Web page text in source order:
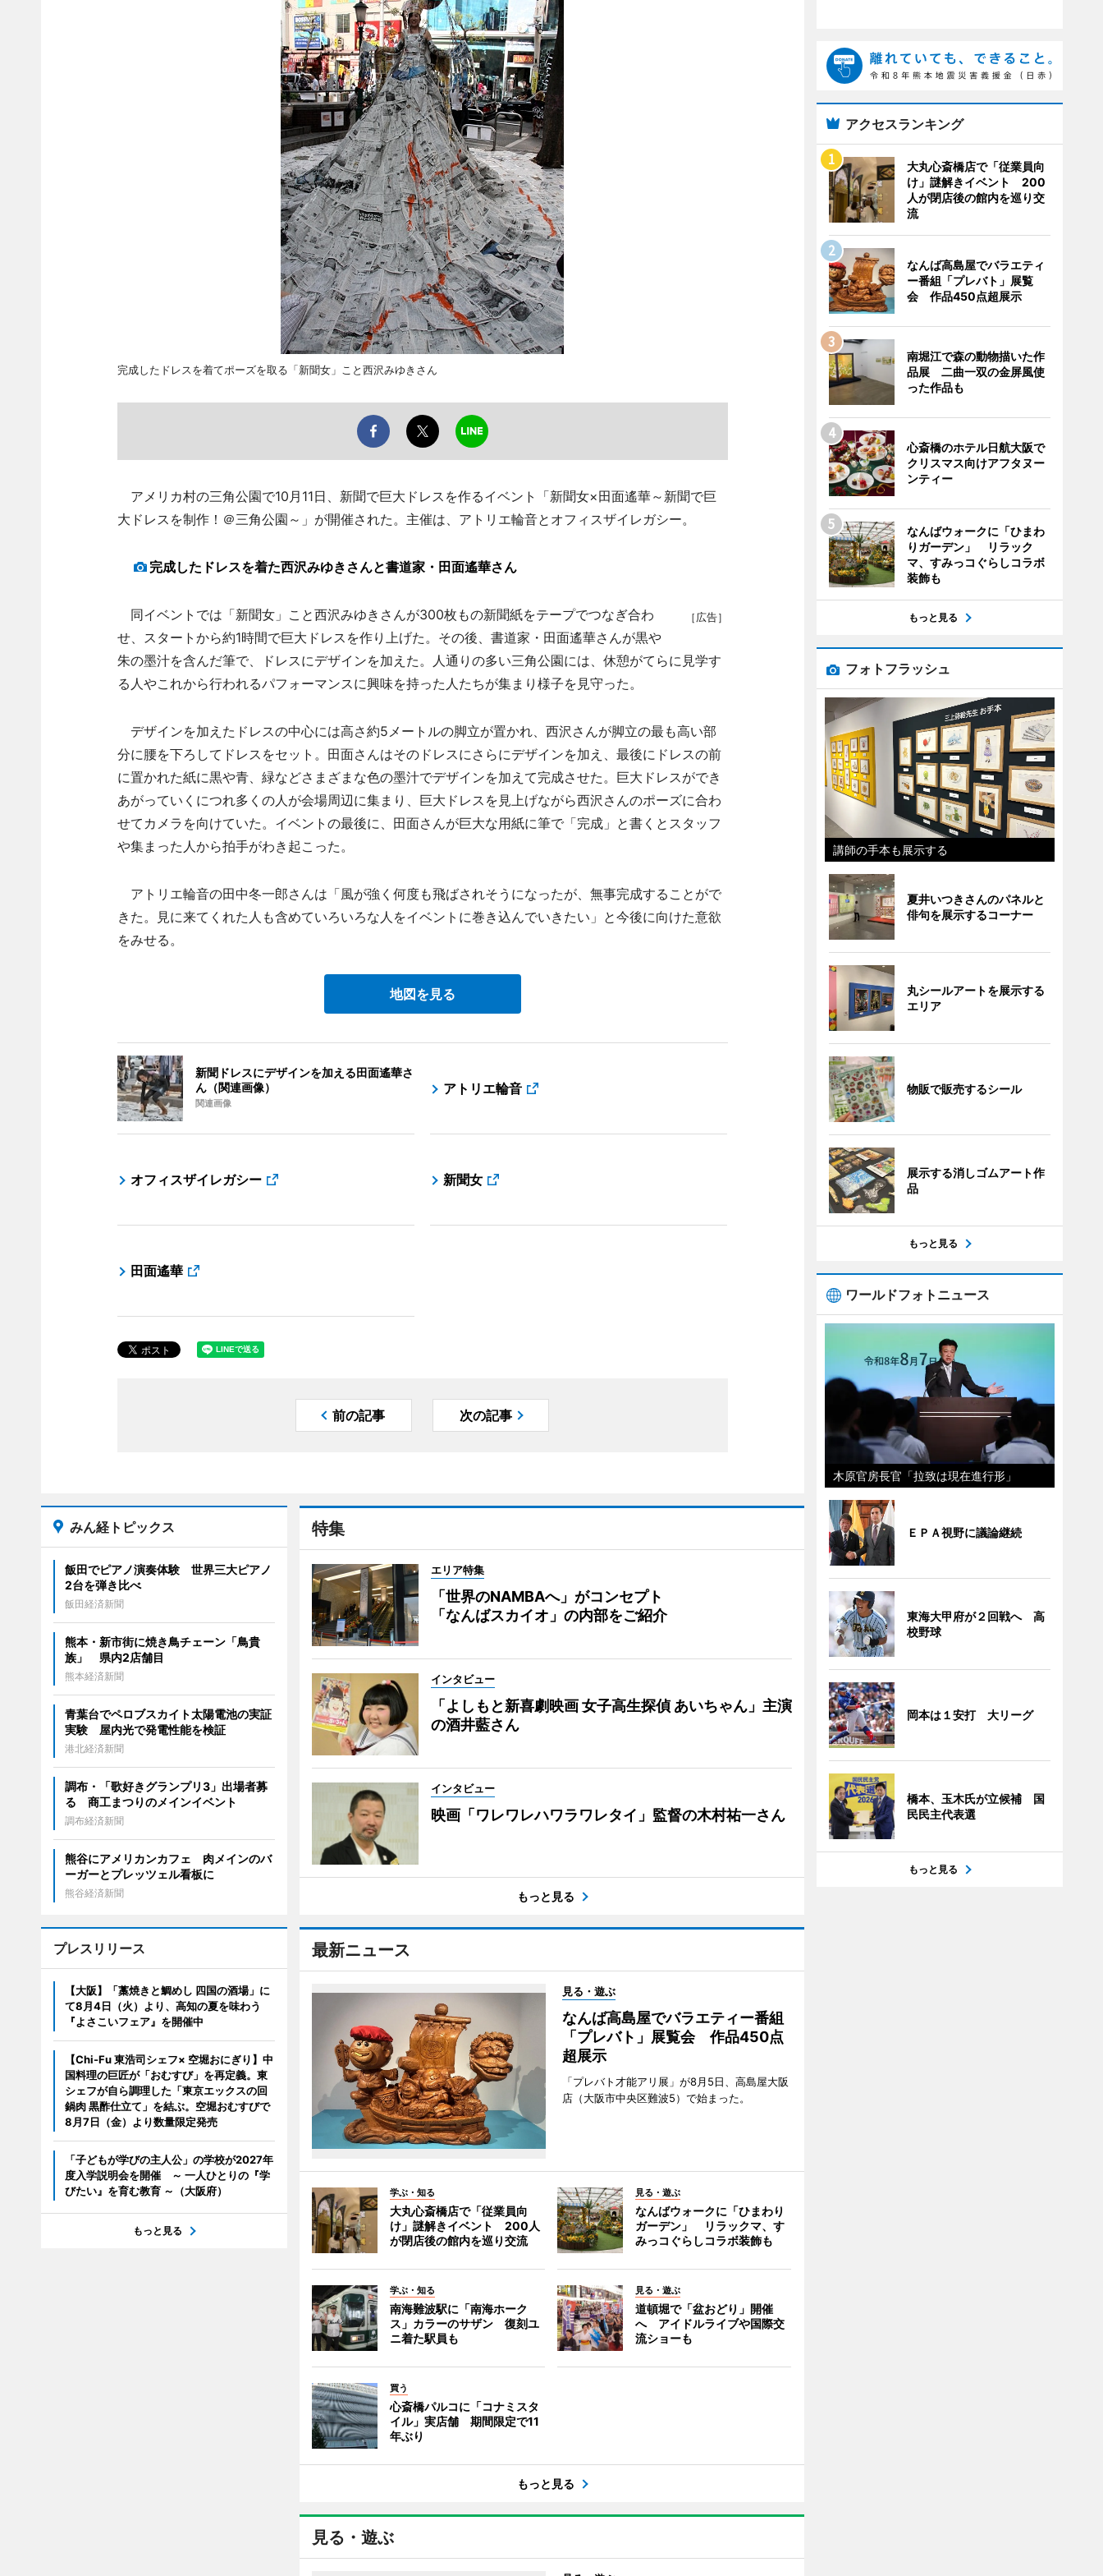
完成したドレスを着てポーズを取る「新聞女」こと西沢みゆきさん
アメリカ村の三角公園で10月11日、新聞で巨大ドレスを作るイベント「新聞女×田面遙華～新聞で巨
大ドレスを制作！＠三角公園～」が開催された。主催は、アトリエ輪音とオフィスザイレガシー。
完成したドレスを着た西沢みゆきさんと書道家・田面遙華さん
［広告］
同イベントでは「新聞女」こと西沢みゆきさんが300枚もの新聞紙をテープでつなぎ合わ
せ、スタートから約1時間で巨大ドレスを作り上げた。その後、書道家・田面遙華さんが黒や
朱の墨汁を含んだ筆で、ドレスにデザインを加えた。人通りの多い三角公園には、休憩がてらに見学す
る人やこれから行われるパフォーマンスに興味を持った人たちが集まり様子を見守った。
デザインを加えたドレスの中心には高さ約5メートルの脚立が置かれ、西沢さんが脚立の最も高い部
分に腰を下ろしてドレスをセット。田面さんはそのドレスにさらにデザインを加え、最後にドレスの前
に置かれた紙に黒や青、緑などさまざまな色の墨汁でデザインを加えて完成させた。巨大ドレスができ
あがっていくにつれ多くの人が会場周辺に集まり、巨大ドレスを見上げながら西沢さんのポーズに合わ
せてカメラを向けていた。イベントの最後に、田面さんが巨大な用紙に筆で「完成」と書くとスタッフ
や集まった人から拍手がわき起こった。
アトリエ輪音の田中冬一郎さんは「風が強く何度も飛ばされそうになったが、無事完成することがで
きた。見に来てくれた人も含めていろいろな人をイベントに巻き込んでいきたい」と今後に向けた意欲
をみせる。
地図を見る
新聞ドレスにデザインを加える田面遙華さ
ん（関連画像）
関連画像
アトリエ輪音
オフィスザイレガシー 新聞女
田面遙華
前の記事 次の記事
特集
エリア特集
「世界のNAMBAへ」がコンセプト
「なんばスカイオ」の内部をご紹介
インタビュー
「よしもと新喜劇映画 女子高生探偵 あいちゃん」主演
の酒井藍さん
インタビュー
映画「ワレワレハワラワレタイ」監督の木村祐一さん
もっと見る
最新ニュース
見る・遊ぶ
なんば高島屋でバラエティー番組
「プレバト」展覧会 作品450点
超展示
「プレバト才能アリ展」が8月5日、高島屋大阪
店（大阪市中央区難波5）で始まった。
学ぶ・知る
大丸心斎橋店で「従業員向
け」謎解きイベント 200人
が閉店後の館内を巡り交流
見る・遊ぶ
なんばウォークに「ひまわり
ガーデン」 リラックマ、す
みっコぐらしコラボ装飾も
学ぶ・知る
南海難波駅に「南海ホーク
ス」カラーのサザン 復刻ユ
ニ着た駅員も
見る・遊ぶ
道頓堀で「盆おどり」開催
へ アイドルライブや国際交
流ショーも
買う
心斎橋パルコに「コナミスタ
イル」実店舗 期間限定で11
年ぶり
もっと見る
見る・遊ぶ
みん経トピックス
飯田でピアノ演奏体験 世界三大ピアノ
2台を弾き比べ
飯田経済新聞
熊本・新市街に焼き鳥チェーン「鳥貴
族」 県内2店舗目
熊本経済新聞
青葉台でペロブスカイト太陽電池の実証
実験 屋内光で発電性能を検証
港北経済新聞
調布・「歌好きグランプリ3」出場者募
る 商工まつりのメインイベント
調布経済新聞
熊谷にアメリカンカフェ 肉メインのバ
ーガーとプレッツェル看板に
熊谷経済新聞
プレスリリース
【大阪】「藁焼きと鯛めし 四国の酒場」に
て8月4日（火）より、高知の夏を味わう
『よさこいフェア』を開催中
【Chi-Fu 東浩司シェフ× 空堀おにぎり】中
国料理の巨匠が「おむすび」を再定義。東
シェフが自ら調理した「東京エックスの回
鍋肉 黒酢仕立て」を結ぶ。空堀おむすびで
8月7日（金）より数量限定発売
「子どもが学びの主人公」の学校が2027年
度入学説明会を開催 ～ 一人ひとりの『学
びたい』を育む教育 ～（大阪府）
もっと見る
アクセスランキング
大丸心斎橋店で「従業員向
け」謎解きイベント 200
人が閉店後の館内を巡り交
流
なんば高島屋でバラエティ
ー番組「プレバト」展覧
会 作品450点超展示
南堀江で森の動物描いた作
品展 二曲一双の金屏風使
った作品も
心斎橋のホテル日航大阪で
クリスマス向けアフタヌー
ンティー
なんばウォークに「ひまわ
りガーデン」 リラック
マ、すみっコぐらしコラボ
装飾も
もっと見る
フォトフラッシュ
講師の手本も展示する
夏井いつきさんのパネルと
俳句を展示するコーナー
丸シールアートを展示する
エリア
物販で販売するシール
展示する消しゴムアート作
品
もっと見る
ワールドフォトニュース
木原官房長官「拉致は現在進行形」
ＥＰＡ視野に議論継続
東海大甲府が２回戦へ 高
校野球
岡本は１安打 大リーグ
橋本、玉木氏が立候補 国
民民主代表選
もっと見る